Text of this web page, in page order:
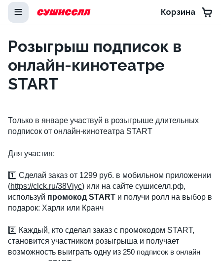
Корзина
Розыгрыш подписок в
онлайн-кинотеатре
START
Только в январе участвуй в розыгрыше длительных
подписок от онлайн-кинотеатра START
Для участия:
1️⃣ Сделай заказ от 1299 руб. в мобильном приложении
(https://clck.ru/38Viyc) или на сайте сушиселл.рф,
используй промокод START и получи ролл на выбор в
подарок: Харли или Кранч
2️⃣ Каждый, кто сделал заказ с промокодом START,
становится участником розыгрыша и получает
возможность выиграть одну из 250 подписок в онлайн